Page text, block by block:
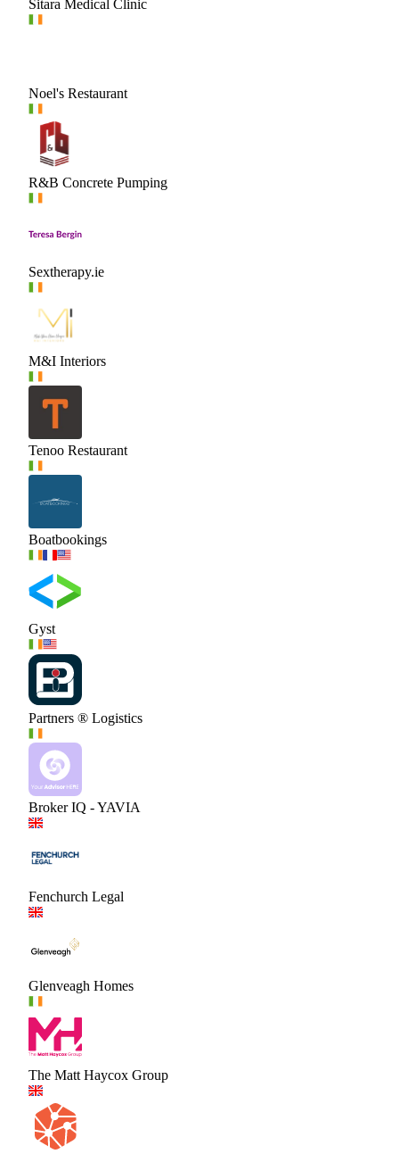
Sitara Medical Clinic
Noel's Restaurant
R&B Concrete Pumping
Sextherapy.ie
M&I Interiors
Tenoo Restaurant
Boatbookings
Gyst
Partners ® Logistics
Broker IQ - YAVIA
Fenchurch Legal
Glenveagh Homes
The Matt Haycox Group